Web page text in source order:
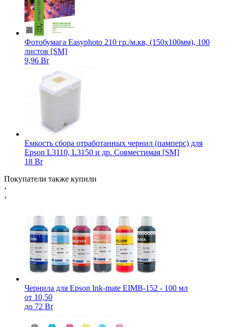
Фотобумага Easyphoto 210 гр./м.кв, (150x100мм), 100
листов [SM]
9,96 Br
Емкость сбора отработанных чернил (памперс) для
Epson L3110, L3150 и др. Совместимая [SM]
18 Br
Покупатели также купили
‹
›
Чернила для Epson Ink-mate EIMB-152 - 100 мл
от 10,50
до 72 Br